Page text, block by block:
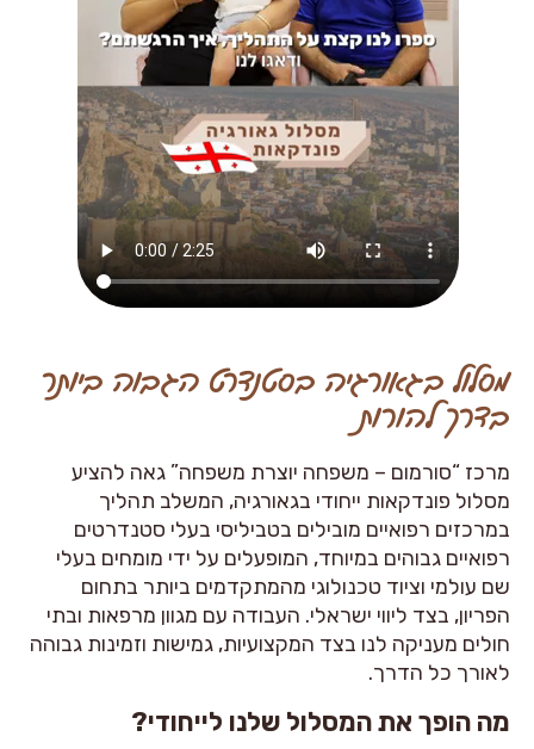
מסלול בגאורגיה בסטנדרט הגבוה ביותר
בדרך להורות
מרכז “סורמום – משפחה יוצרת משפחה” גאה להציע
מסלול פונדקאות ייחודי בגאורגיה, המשלב תהליך
במרכזים רפואיים מובילים בטביליסי בעלי סטנדרטים
רפואיים גבוהים במיוחד, המופעלים על ידי מומחים בעלי
שם עולמי וציוד טכנולוגי מהמתקדמים ביותר בתחום
הפריון, בצד ליווי ישראלי. העבודה עם מגוון מרפאות ובתי
חולים מעניקה לנו בצד המקצועיות, גמישות וזמינות גבוהה
לאורך כל הדרך.
מה הופך את המסלול שלנו לייחודי?